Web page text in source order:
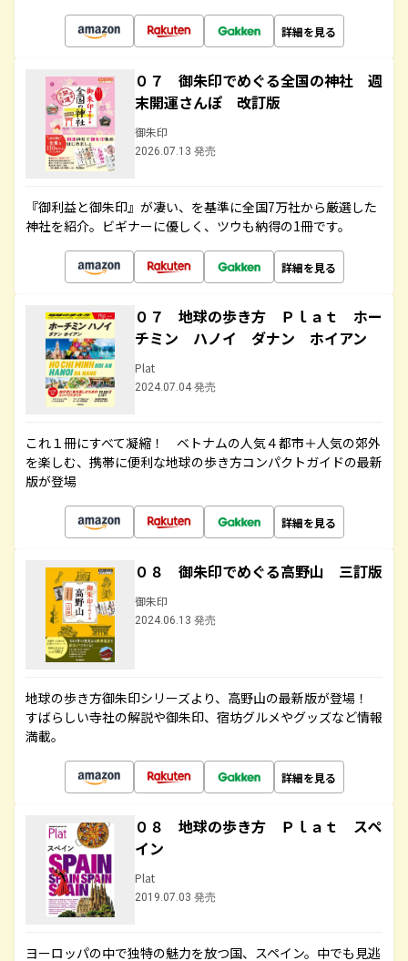
詳細を見る
０７ 御朱印でめぐる全国の神社 週
末開運さんぽ 改訂版
御朱印
2026.07.13 発売
『御利益と御朱印』が凄い、を基準に全国7万社から厳選した
神社を紹介。ビギナーに優しく、ツウも納得の1冊です。
詳細を見る
０７ 地球の歩き方 Ｐｌａｔ ホー
チミン ハノイ ダナン ホイアン
Plat
2024.07.04 発売
これ１冊にすべて凝縮！ ベトナムの人気４都市＋人気の郊外
を楽しむ、携帯に便利な地球の歩き方コンパクトガイドの最新
版が登場
詳細を見る
０８ 御朱印でめぐる高野山 三訂版
御朱印
2024.06.13 発売
地球の歩き方御朱印シリーズより、高野山の最新版が登場！
すばらしい寺社の解説や御朱印、宿坊グルメやグッズなど情報
満載。
詳細を見る
０８ 地球の歩き方 Ｐｌａｔ スペ
イン
Plat
2019.07.03 発売
ヨーロッパの中で独特の魅力を放つ国、スペイン。中でも見逃